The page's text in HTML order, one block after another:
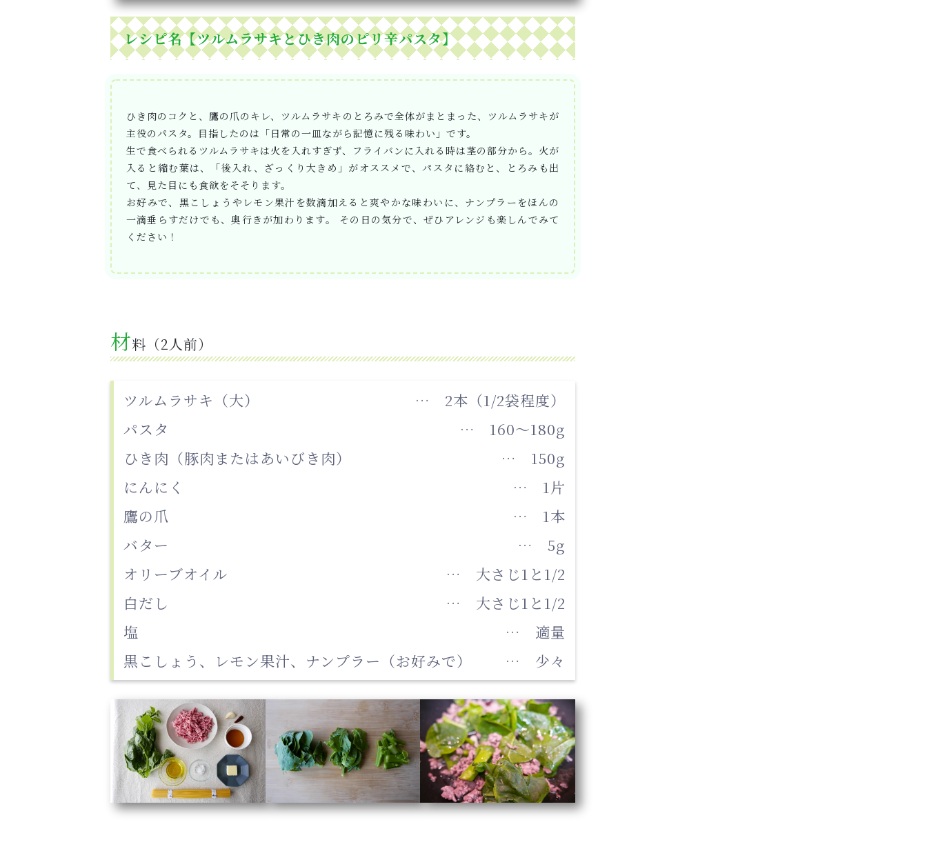
レシピ名【ツルムラサキとひき肉のピリ辛パスタ】
ひき肉のコクと、鷹の爪のキレ、ツルムラサキのとろみで全体がまとまった、ツルムラサキが
主役のパスタ。目指したのは「日常の一皿ながら記憶に残る味わい」です。
生で食べられるツルムラサキは火を入れすぎず、フライバンに入れる時は茎の部分から。火が
入ると縮む葉は、「後入れ、ざっくり大きめ」がオススメで、パスタに絡むと、とろみも出
て、見た目にも食欲をそそります。
お好みで、黒こしょうやレモン果汁を数滴加えると爽やかな味わいに、ナンプラーをほんの
一滴垂らすだけでも、奥行きが加わります。 その日の気分で、ぜひアレンジも楽しんでみて
ください！
材料（2人前）
ツルムラサキ（大）
… 2本（1/2袋程度）
パスタ
… 160～180g
ひき肉（豚肉またはあいびき肉）
… 150g
にんにく
… 1片
鷹の爪
… 1本
バター
… 5g
オリーブオイル
… 大さじ1と1/2
白だし
… 大さじ1と1/2
塩
… 適量
黒こしょう、レモン果汁、ナンプラー（お好みで）
… 少々